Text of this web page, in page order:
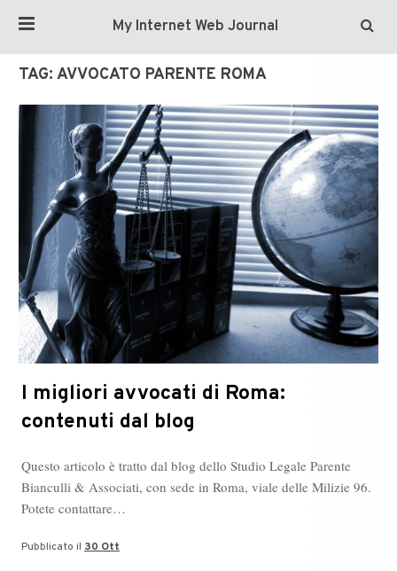
My Internet Web Journal
TAG: AVVOCATO PARENTE ROMA
I migliori avvocati di Roma:
contenuti dal blog
Questo articolo è tratto dal blog dello Studio Legale Parente
Bianculli & Associati, con sede in Roma, viale delle Milizie 96.
Potete contattare…
Pubblicato il 30 Ott